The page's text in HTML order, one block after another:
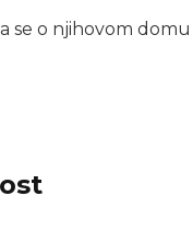
se o njihovom domu